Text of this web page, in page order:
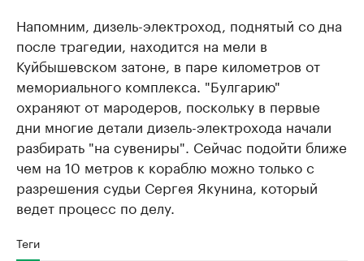
Напомним, дизель-электроход, поднятый со дна
после трагедии, находится на мели в
Куйбышевском затоне, в паре километров от
мемориального комплекса. "Булгарию"
охраняют от мародеров, поскольку в первые
дни многие детали дизель-электрохода начали
разбирать "на сувениры". Сейчас подойти ближе
чем на 10 метров к кораблю можно только с
разрешения судьи Сергея Якунина, который
ведет процесс по делу.
Теги